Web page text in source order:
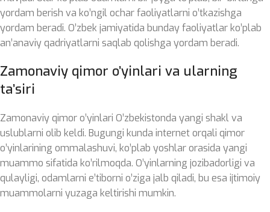
yordam berish va ko’ngil ochar faoliyatlarni o’tkazishga
yordam beradi. O’zbek jamiyatida bunday faoliyatlar ko’plab
an’anaviy qadriyatlarni saqlab qolishga yordam beradi.
Zamonaviy qimor o’yinlari va ularning
ta’siri
Zamonaviy qimor o’yinlari O’zbekistonda yangi shakl va
uslublarni olib keldi. Bugungi kunda internet orqali qimor
o’yinlarining ommalashuvi, ko’plab yoshlar orasida yangi
muammo sifatida ko’rilmoqda. O’yinlarning jozibadorligi va
qulayligi, odamlarni e’tiborni o’ziga jalb qiladi, bu esa ijtimoiy
muammolarni yuzaga keltirishi mumkin.